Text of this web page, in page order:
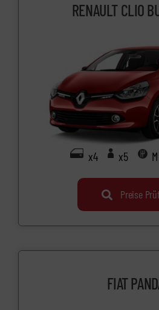
RENAULT CLIO
x4 x5 M
Preise
FIAT